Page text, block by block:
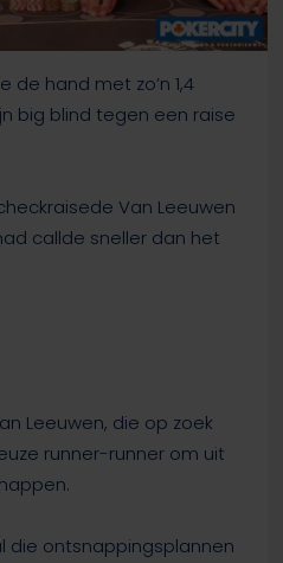
de hand met zo’n 1,4
big blind tegen een raise
Van Leeuwen
callde sneller dan het
Leeuwen, die op zoek
runner-runner om uit
die ontsnappingsplannen